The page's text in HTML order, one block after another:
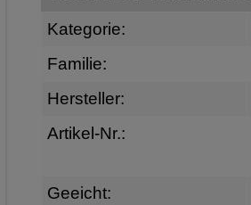
Kategorie:
Familie:
Hersteller:
Artikel-Nr.:
Geeicht: